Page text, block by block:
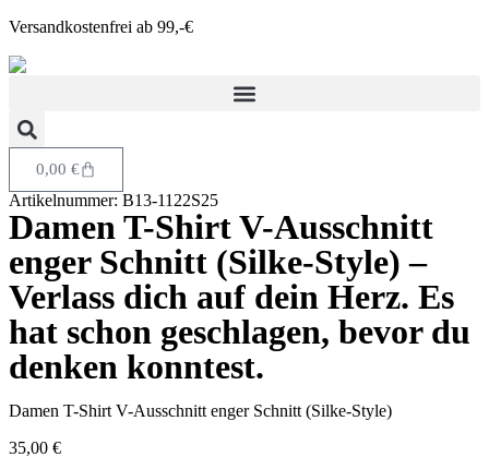
Versandkostenfrei ab 99,-€
0,00 €
Artikelnummer: B13-1122S25
Damen T-Shirt V-Ausschnitt
enger Schnitt (Silke-Style) –
Verlass dich auf dein Herz. Es
hat schon geschlagen, bevor du
denken konntest.
Damen T-Shirt V-Ausschnitt enger Schnitt (Silke-Style)
35,00 €